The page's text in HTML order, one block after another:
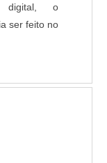
digital, o
ser feito no
lugares. O